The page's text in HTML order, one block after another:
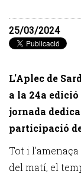
25/03/2024
L'Aplec de
a la 24a
jornada
participació
Tot i
del matí, el